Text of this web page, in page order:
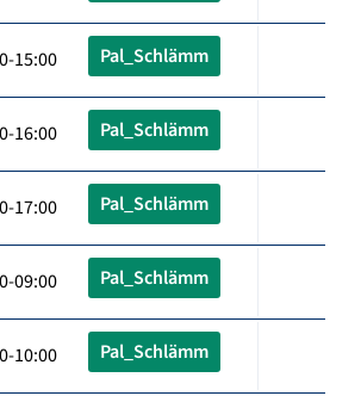
15:00 Pal_Schlämm
16:00 Pal_Schlämm
17:00 Pal_Schlämm
09:00 Pal_Schlämm
10:00 Pal_Schlämm